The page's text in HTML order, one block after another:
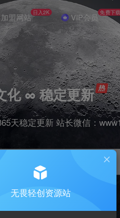
加盟网站 日入2K VIP会员 免费下载
化 ∞ 稳定更新
天稳定更新 站长微信：
引流 剪辑 短视频
无畏轻创资源站